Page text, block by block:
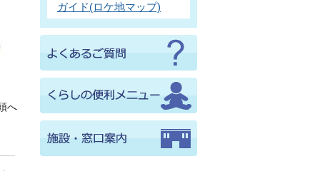
へ
ガイド(ロケ地マップ)